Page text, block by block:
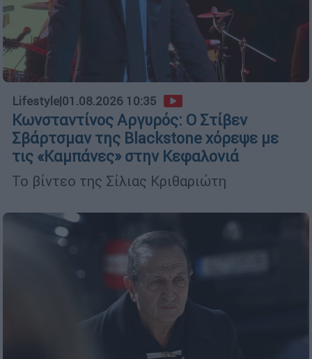
Lifestyle|01.08.2026 10:35
Κωνσταντίνος Αργυρός: Ο Στίβεν
Σβάρτσμαν της Blackstone χόρεψε με
τις «Καμπάνες» στην Κεφαλονιά
Το βίντεο της Σίλιας Κριθαριώτη